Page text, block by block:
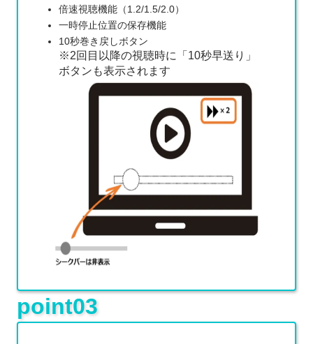
倍速視聴機能（1.2/1.5/2.0）
一時停止位置の保存機能
10秒巻き戻しボタン
※2回目以降の視聴時に「10秒早送り」
ボタンも表示されます
point03